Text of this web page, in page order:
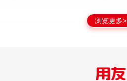
浏览更多>